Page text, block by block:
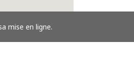
mise en ligne.